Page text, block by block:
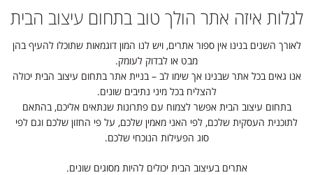
לגלות איזה אתר הולך טוב בתחום עיצוב הבית
לאורך השנים בנינו אין ספור אתרים, ויש לנו המון דוגמאות שתוכלו להעיף בהן
מבט או לבדוק לעומק.
אנו גאים בכל אתר שבנינו אך שימו לב – בניית אתר בתחום עיצוב הבית יכולה
להצליח בכל מיני נתיבים שונים.
בתחום עיצוב הבית אפשר לצמוח עם פתרונות שנתאים אליכם, בהתאם
לתוכנית העסקית שלכם, לפי האני מאמין שלכם, על פי החזון שלכם וגם לפי
סוג הפעילות הנוכחי שלכם.
אתרים בעיצוב הבית יכולים להיות מסוגים שונים.